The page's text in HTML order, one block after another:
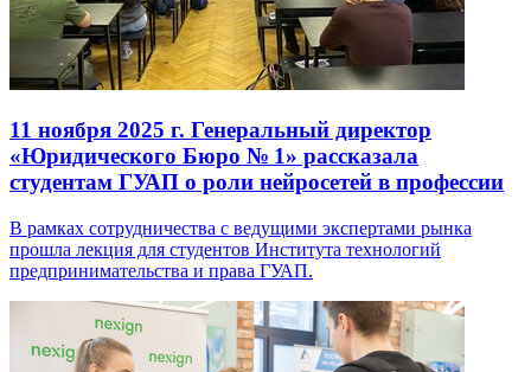
11 ноября 2025 г. Генеральный директор
«Юридического Бюро № 1» рассказала
студентам ГУАП о роли нейросетей в профессии
В рамках сотрудничества с ведущими экспертами рынка
прошла лекция для студентов Института технологий
предпринимательства и права ГУАП.